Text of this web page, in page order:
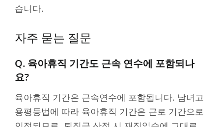
습니다.
자주 묻는 질문
Q. 육아휴직 기간도 근속 연수에 포함되나
요?
육아휴직 기간은 근속연수에 포함됩니다. 남녀고
용평등법에 따라 육아휴직 기간은 근로 기간으로